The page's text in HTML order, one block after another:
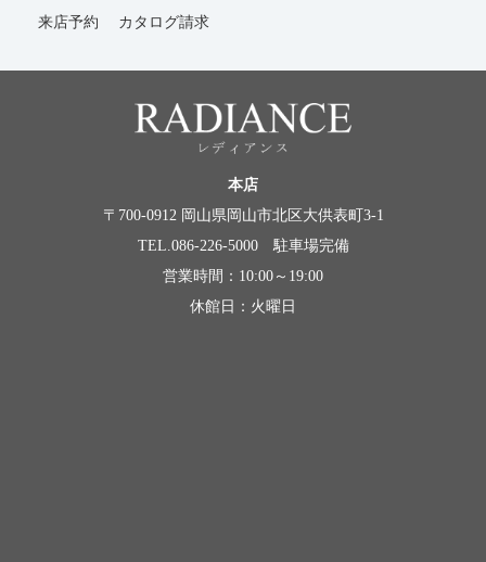
来店予約 カタログ請求
本店
〒700-0912 岡山県岡山市北区大供表町3-1
TEL.086-226-5000 駐車場完備
営業時間：10:00～19:00
休館日：火曜日